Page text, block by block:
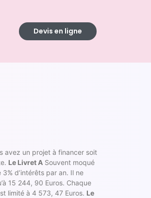
Devis en ligne
avez un projet à financer soit
Le Livret A Souvent moqué
d’intérêts par an. Il ne
15 244, 90 Euros. Chaque
limité à 4 573, 47 Euros. Le